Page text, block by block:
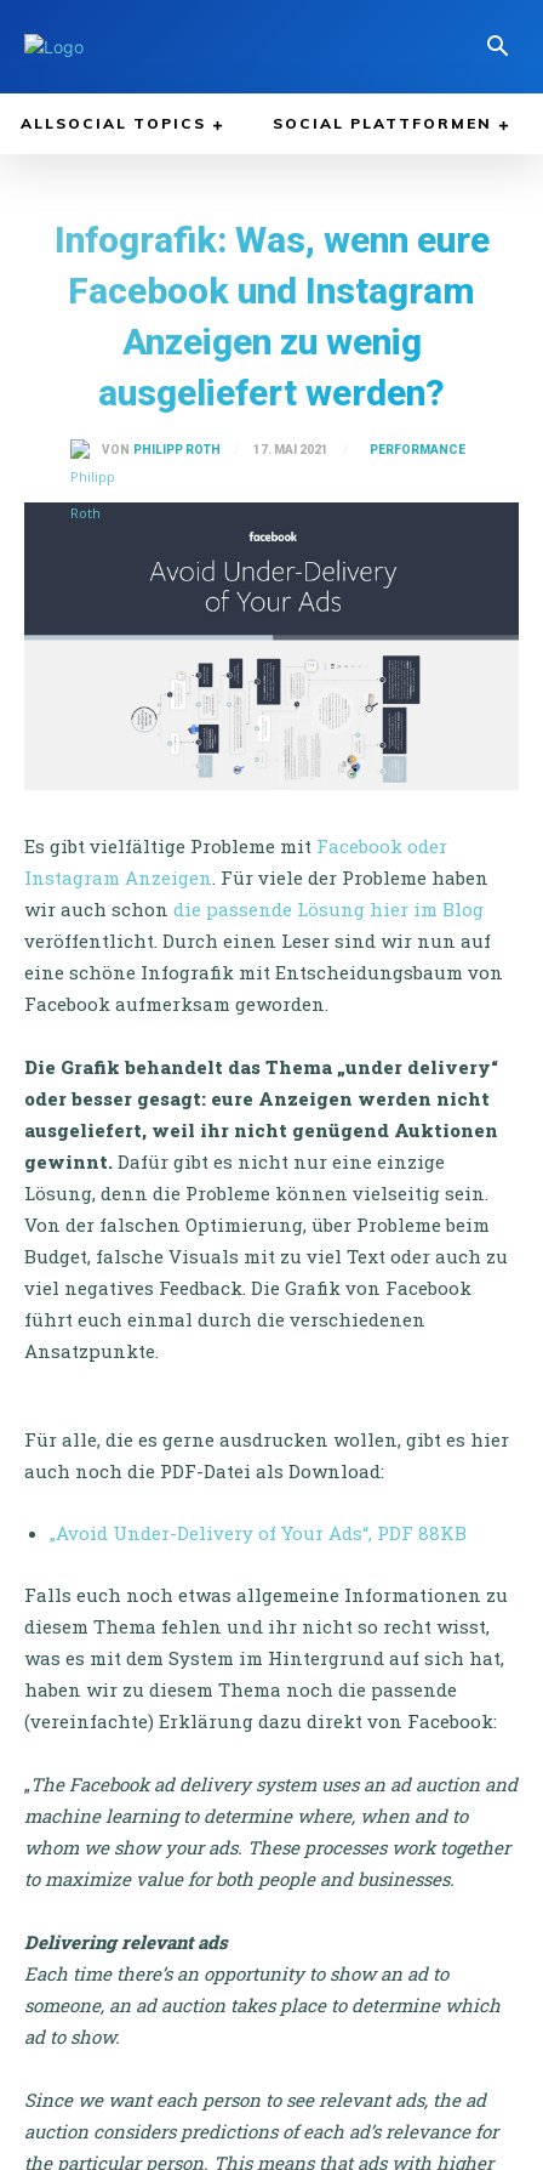
ALLSOCIAL TOPICS SOCIAL PLATTFORMEN
Infografik: Was, wenn eure
Facebook und Instagram
Anzeigen zu wenig
ausgeliefert werden?
VON PHILIPP ROTH 17. MAI 2021 PERFORMANCE
Es gibt vielfältige Probleme mit Facebook oder
Instagram Anzeigen. Für viele der Probleme haben
wir auch schon die passende Lösung hier im Blog
veröffentlicht. Durch einen Leser sind wir nun auf
eine schöne Infografik mit Entscheidungsbaum von
Facebook aufmerksam geworden.
Die Grafik behandelt das Thema „under delivery“
oder besser gesagt: eure Anzeigen werden nicht
ausgeliefert, weil ihr nicht genügend Auktionen
gewinnt. Dafür gibt es nicht nur eine einzige
Lösung, denn die Probleme können vielseitig sein.
Von der falschen Optimierung, über Probleme beim
Budget, falsche Visuals mit zu viel Text oder auch zu
viel negatives Feedback. Die Grafik von Facebook
führt euch einmal durch die verschiedenen
Ansatzpunkte.
Für alle, die es gerne ausdrucken wollen, gibt es hier
auch noch die PDF-Datei als Download:
„Avoid Under-Delivery of Your Ads“, PDF 88KB
Falls euch noch etwas allgemeine Informationen zu
diesem Thema fehlen und ihr nicht so recht wisst,
was es mit dem System im Hintergrund auf sich hat,
haben wir zu diesem Thema noch die passende
(vereinfachte) Erklärung dazu direkt von Facebook:
„The Facebook ad delivery system uses an ad auction and
machine learning to determine where, when and to
whom we show your ads. These processes work together
to maximize value for both people and businesses.
Delivering relevant ads
Each time there’s an opportunity to show an ad to
someone, an ad auction takes place to determine which
ad to show.
Since we want each person to see relevant ads, the ad
auction considers predictions of each ad’s relevance for
the particular person. This means that ads with higher